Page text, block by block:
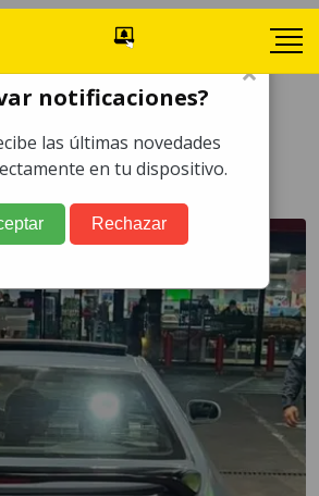
×
notificaciones?
las últimas novedades
en tu dispositivo.
Rechazar